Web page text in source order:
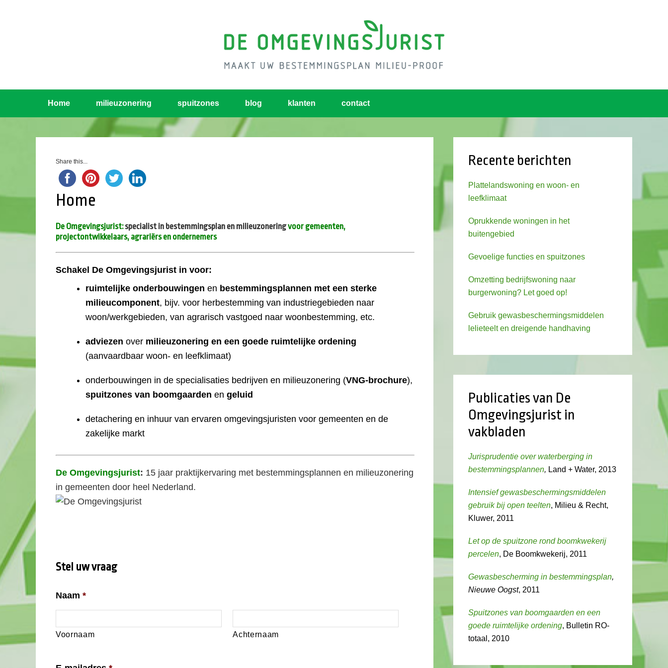
Home milieuzonering spuitzones blog klanten contact
Share this...
Home
De Omgevingsjurist: specialist in bestemmingsplan en milieuzoneringvoor gemeenten,
projectontwikkelaars, agrariërs en ondernemers
Schakel De Omgevingsjurist in voor:
ruimtelijke onderbouwingen en bestemmingsplannen met een sterke
milieucomponent, bijv. voor herbestemming van industriegebieden naar
woon/werkgebieden, van agrarisch vastgoed naar woonbestemming, etc.
adviezen over milieuzonering en een goede ruimtelijke ordening
(aanvaardbaar woon- en leefklimaat)
onderbouwingen in de specialisaties bedrijven en milieuzonering (VNG-brochure),
spuitzones van boomgaarden en geluid
detachering en inhuur van ervaren omgevingsjuristen voor gemeenten en de
zakelijke markt
De Omgevingsjurist: 15 jaar praktijkervaring met bestemmingsplannen en milieuzonering
in gemeenten door heel Nederland.
Stel uw vraag
Naam *
Voornaam Achternaam
Recente berichten
Plattelandswoning en woon- en
leefklimaat
Oprukkende woningen in het
buitengebied
Gevoelige functies en spuitzones
Omzetting bedrijfswoning naar
burgerwoning? Let goed op!
Gebruik gewasbeschermingsmiddelen
lelieteelt en dreigende handhaving
Publicaties van De
Omgevingsjurist in
vakbladen
Jurisprudentie over waterberging in
bestemmingsplannen, Land + Water, 2013
Intensief gewasbeschermingsmiddelen
gebruik bij open teelten, Milieu & Recht,
Kluwer, 2011
Let op de spuitzone rond boomkwekerij
percelen, De Boomkwekerij, 2011
Gewasbescherming in bestemmingsplan,
Nieuwe Oogst, 2011
Spuitzones van boomgaarden en een
goede ruimtelijke ordening, Bulletin RO-
totaal, 2010